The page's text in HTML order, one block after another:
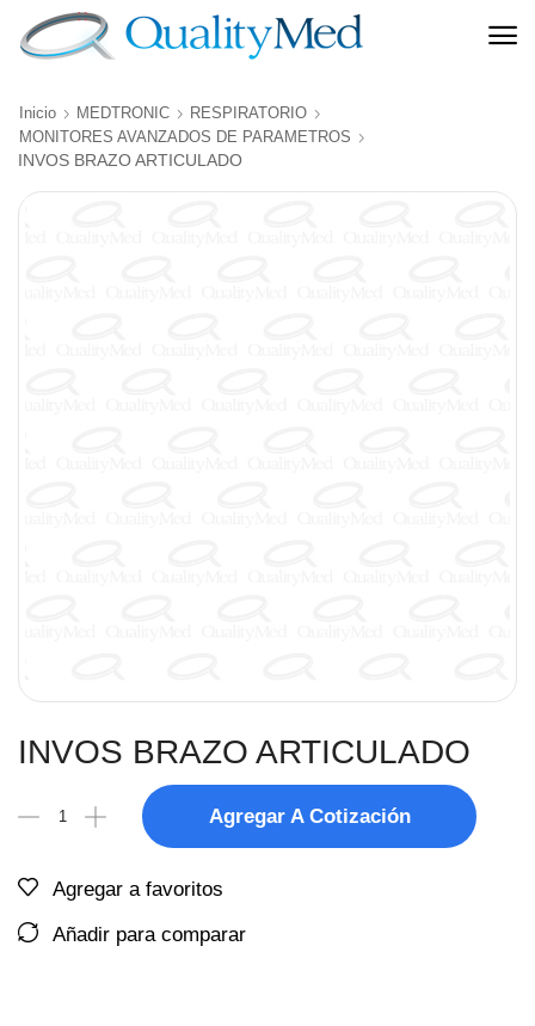
Inicio MEDTRONIC
RESPIRATORIO
MONITORES AVANZADOS DE PARAMETROS
INVOS BRAZO ARTICULADO
INVOS BRAZO ARTICULADO
Agregar A Cotización
Agregar a favoritos
Añadir para comparar